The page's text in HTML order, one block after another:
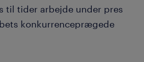
til tider arbejde under pres
konkurrenceprægede